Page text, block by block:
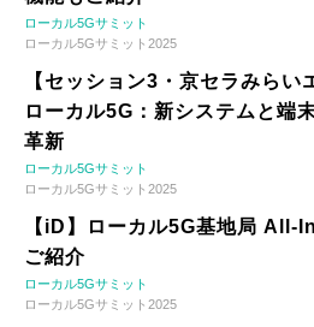
ローカル5Gサミット
ローカル5Gサミット2025
【セッション3・京セラみらい
ローカル5G：新システムと端
革新
ローカル5Gサミット
ローカル5Gサミット2025
【iD】ローカル5G基地局 All-
ご紹介
ローカル5Gサミット
ローカル5Gサミット2025